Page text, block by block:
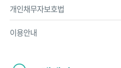
개인채무자보호법
이용안내